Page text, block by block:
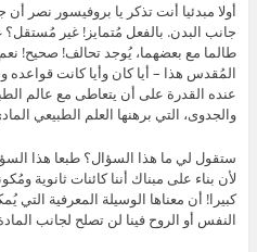
أولا مبدئيا أنت تذكر يا بروفيسور نصر
جانب البدن. بالفعل مُتمايز! غير
طالما مع بعضهما، يُوجد تحالف! صحيح!
المُقدس هذا – أيا كان وأيا كانت قواعده
عنده القدرة على أن يتعاطى مع عالم
والجدوى، التي برهنها العلم الطبيعي
ستقول لي ما هذا السؤال؟ طبعا هذا
لأن بناء على مبناك أننا كائنات ثانوية
كبيرا! أن معناها الوسيلة المعرفية
النفس أو الروح فينا لن تصلح لجانب